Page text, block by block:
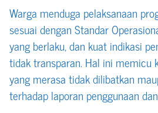
Warga menduga pelaksanaan
sesuai dengan Standar
yang berlaku, dan kuat indikasi
tidak transparan. Hal ini memicu
yang merasa tidak dilibatkan
terhadap laporan penggunaan